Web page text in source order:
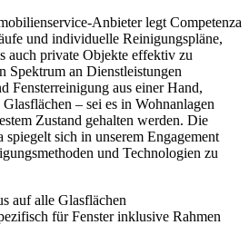
Anbieter legt Competenza
und individuelle Reinigungspläne,
auch private Objekte effektiv zu
Spektrum an Dienstleistungen
Fensterreinigung aus einer Hand,
– sei es in Wohnanlagen
Zustand gehalten werden. Die
sich in unserem Engagement
und Technologien zu
auf alle Glasflächen
für Fenster inklusive Rahmen